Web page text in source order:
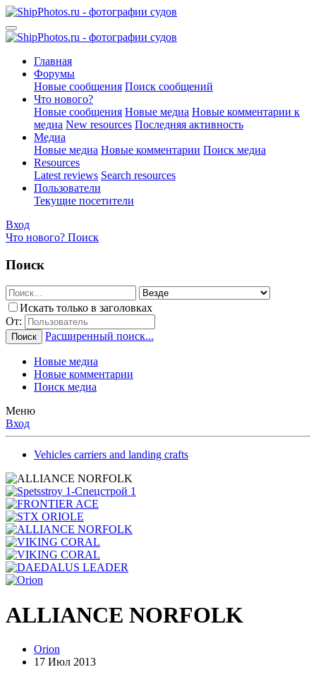
Главная
Форумы
Новые сообщения Поиск сообщений
Что нового?
Новые сообщения Новые медиа Новые комментарии к
медиа New resources Последняя активность
Медиа
Новые медиа Новые комментарии Поиск медиа
Resources
Latest reviews Search resources
Пользователи
Текущие посетители
Вход
Что нового? Поиск
Поиск
Искать только в заголовках
От:
Поиск Расширенный поиск...
Новые медиа
Новые комментарии
Поиск медиа
Меню
Вход
Vehicles carriers and landing crafts
ALLIANCE NORFOLK
Orion
17 Июл 2013